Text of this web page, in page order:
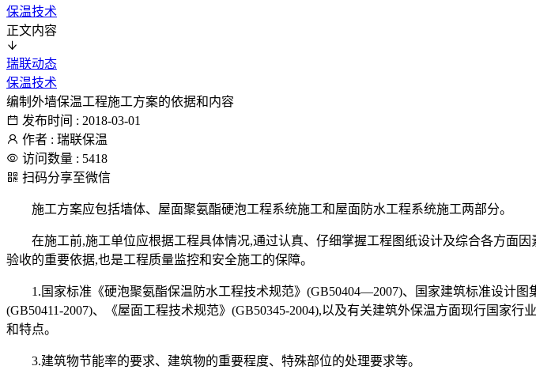
保温技术
正文内容
瑞联动态
保温技术
编制外墙保温工程施工方案的依据和内容
发布时间 : 2018-03-01
作者 : 瑞联保温
访问数量 : 5418
扫码分享至微信
施工方案应包括墙体、屋面聚氨酯硬泡工程系统施工和屋面防水工程系统施工两部分。
在施工前,施工单位应根据工程具体情况,通过认真、仔细掌握工程图纸设计及综合各方面
验收的重要依据,也是工程质量监控和安全施工的保障。
1.国家标准《硬泡聚氨酯保温防水工程技术规范》(GB50404—2007)、国家建筑标准设计
(GB50411-2007)、《屋面工程技术规范》(GB50345-2004),以及有关建筑外保温方面现行国家
和特点。
3.建筑物节能率的要求、建筑物的重要程度、特殊部位的处理要求等。